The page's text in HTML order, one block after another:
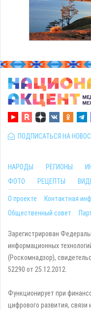
ПОДПИСАТЬСЯ НА
НАРОДЫ РЕГИОНЫ
ФОТО
РЕЦЕПТЫ
О проекте Контактная
Общественный совет
Зарегистрирован
информационных
(Роскомнадзор),
52290 от 25.12.2012.
Функционирует при
цифрового развития,